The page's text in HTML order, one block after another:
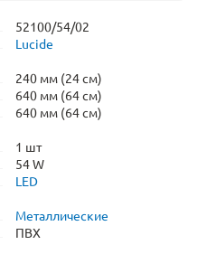
52100/54/02
Lucide
240 мм (24 см)
640 мм (64 см)
640 мм (64 см)
1 шт
54 W
LED
Металлические
ПВХ